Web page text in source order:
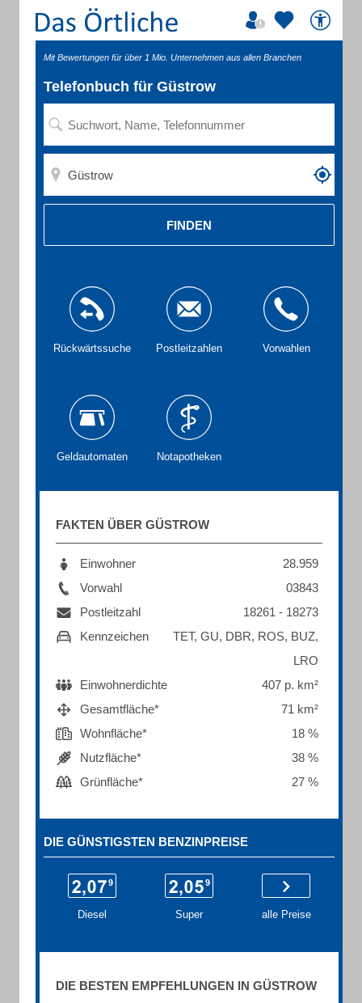
Mit Bewertungen für über 1 Mio. Unternehmen aus allen Branchen
Telefonbuch für Güstrow
FINDEN
Rückwärtssuche Postleitzahlen Vorwahlen
Geldautomaten Notapotheken
FAKTEN ÜBER GÜSTROW
Einwohner
28.959
Vorwahl
03843
Postleitzahl
18261 - 18273
Kennzeichen
TET, GU, DBR, ROS, BUZ,
LRO
Einwohnerdichte
407 p. km²
Gesamtfläche*
71 km²
Wohnfläche*
18 %
Nutzfläche*
38 %
Grünfläche*
27 %
DIE GÜNSTIGSTEN BENZINPREISE
Diesel Super alle Preise
DIE BESTEN EMPFEHLUNGEN IN GÜSTROW